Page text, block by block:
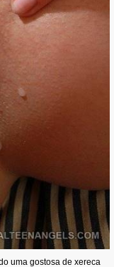
uma gostosa de xereca